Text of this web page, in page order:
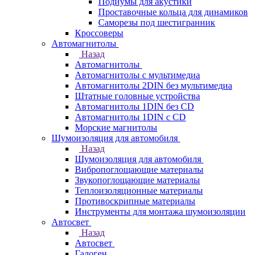
Проставочные кольца для динамиков
Саморезы под шестигранник
Кроссоверы
Автомагнитолы
Назад
Автомагнитолы
Автомагнитолы с мультимедиа
Автомагнитолы 2DIN без мультимедиа
Штатные головные устройства
Автомагнитолы 1DIN без CD
Автомагнитолы 1DIN с CD
Морские магнитолы
Шумоизоляция для автомобиля
Назад
Шумоизоляция для автомобиля
Вибропоглощающие материалы
Звукопоглощающие материалы
Теплоизоляционные материалы
Противоскрипные материалы
Инструменты для монтажа шумоизоляции
Автосвет
Назад
Автосвет